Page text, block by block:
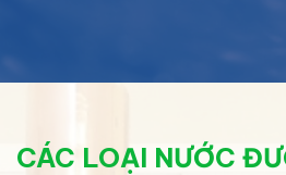
CÁC LOẠI NƯỚC